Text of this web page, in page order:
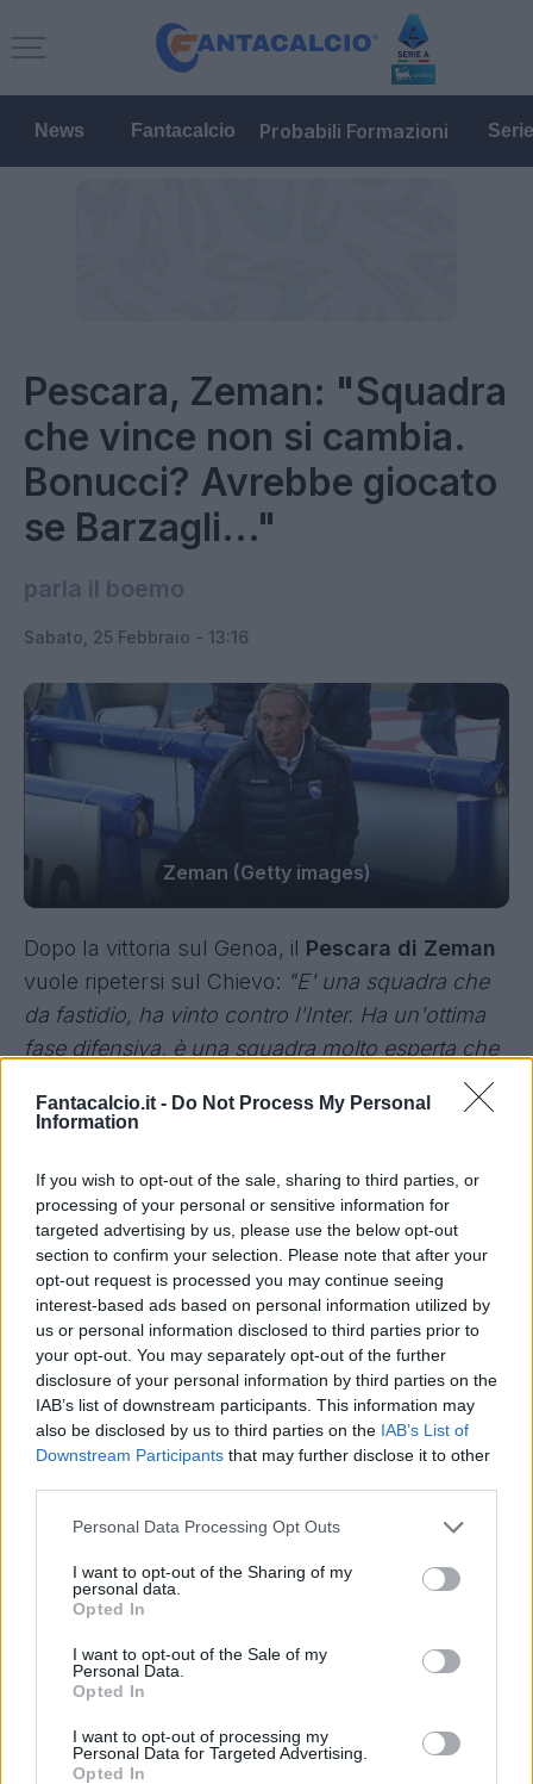
Fantacalcio.it - Do Not Process My Personal
Information
If you wish to opt-out of the sale, sharing to third parties, or
processing of your personal or sensitive information for
targeted advertising by us, please use the below opt-out
section to confirm your selection. Please note that after your
opt-out request is processed you may continue seeing
interest-based ads based on personal information utilized by
us or personal information disclosed to third parties prior to
your opt-out. You may separately opt-out of the further
disclosure of your personal information by third parties on the
IAB’s list of downstream participants. This information may
also be disclosed by us to third parties on the IAB’s List of
Downstream Participants that may further disclose it to other
Personal Data Processing Opt Outs
I want to opt-out of the Sharing of my
personal data.
Opted In
I want to opt-out of the Sale of my
Personal Data.
Opted In
I want to opt-out of processing my
Personal Data for Targeted Advertising.
Opted In
News Fantacalcio Probabili Formazioni
Pescara, Zeman: "Squadra
che vince non si cambia.
Bonucci? Avrebbe giocato
se Barzagli..."
parla il boemo
Sabato, 25 Febbraio - 13:16
Zeman (Getty images)
Dopo la vittoria sul Genoa, il Pescara di Zeman
vuole ripetersi sul Chievo: "E' una squadra che
da fastidio, ha vinto contro l'Inter. Ha un'ottima
fase difensiva, è una squadra molto esperta che
Sui giocatori:"Sono molto soddisfatto
giocare. Noi dobbiamo giocare partite per partita,
senza fare tabelle, con la stessa voglia di
domenica. In settimana ho cambiato molto per
capire chi possa fare meglio nei 90'. Ma si dice
che squadra che vince non si cambia".
Zeman torna a parlare diOddo: "Il Pescara con
lui era sotto ritmo. Anche se giocava bene. Io ho
un altro tipo di pensiero e devo far crescere la
squadra atleticamente e mentalmente. anche sui
deve sentirsela e non cambiare idea all'ultimo".
Barzagli fosse stato indisponibile avrebbe
giocato".
Autore
Redazione Fantacalcio.it